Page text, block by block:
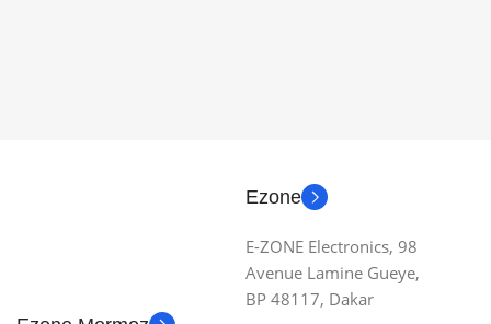
Ezone
E-ZONE Electronics, 98
Avenue Lamine Gueye,
BP 48117, Dakar